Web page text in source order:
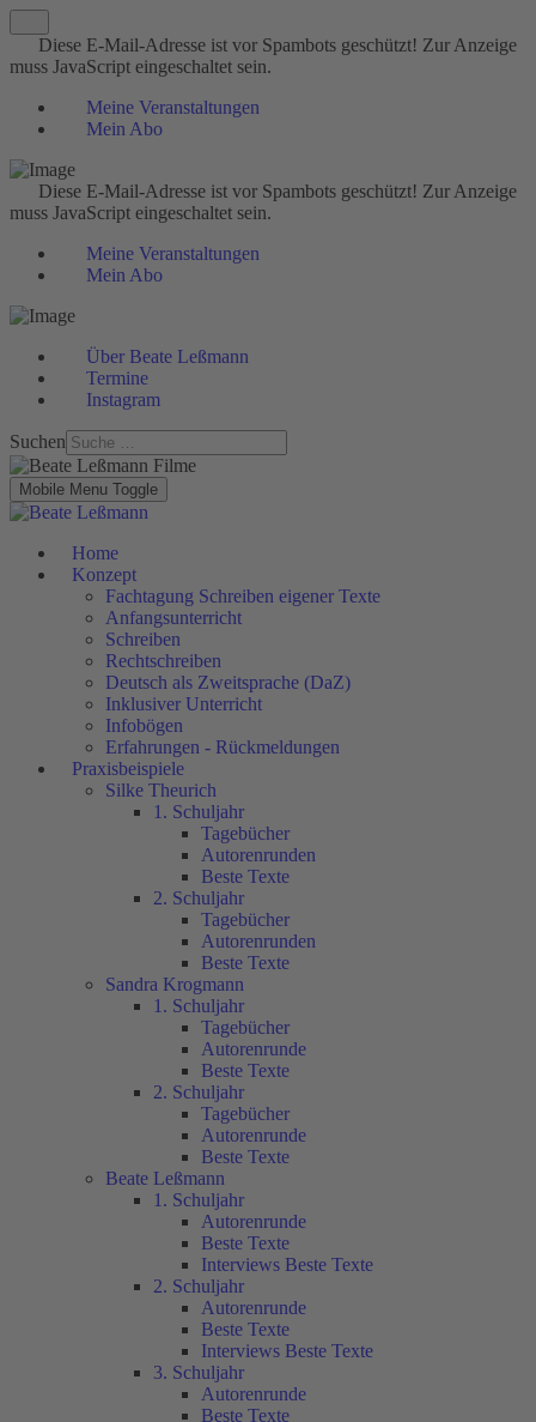
Diese E-Mail-Adresse ist vor Spambots geschützt! Zur Anzeige
muss JavaScript eingeschaltet sein.
Meine Veranstaltungen
Mein Abo
Diese E-Mail-Adresse ist vor Spambots geschützt! Zur Anzeige
muss JavaScript eingeschaltet sein.
Meine Veranstaltungen
Mein Abo
Über Beate Leßmann
Termine
Instagram
Suchen
Mobile Menu Toggle
Home
Konzept
Fachtagung Schreiben eigener Texte
Anfangsunterricht
Schreiben
Rechtschreiben
Deutsch als Zweitsprache (DaZ)
Inklusiver Unterricht
Infobögen
Erfahrungen - Rückmeldungen
Praxisbeispiele
Silke Theurich
1. Schuljahr
Tagebücher
Autorenrunden
Beste Texte
2. Schuljahr
Tagebücher
Autorenrunden
Beste Texte
Sandra Krogmann
1. Schuljahr
Tagebücher
Autorenrunde
Beste Texte
2. Schuljahr
Tagebücher
Autorenrunde
Beste Texte
Beate Leßmann
1. Schuljahr
Autorenrunde
Beste Texte
Interviews Beste Texte
2. Schuljahr
Autorenrunde
Beste Texte
Interviews Beste Texte
3. Schuljahr
Autorenrunde
Beste Texte